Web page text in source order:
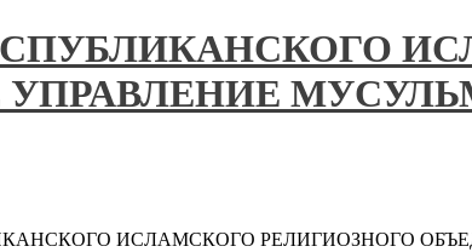
УПРАВЛЕНИЕ
ИСЛАМСКОГО РЕЛИГИОЗНОГО